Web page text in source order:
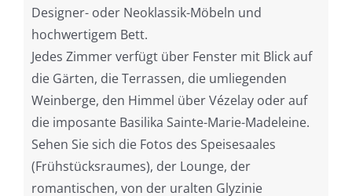
Designer- oder Neoklassik-Möbeln und
hochwertigem Bett.
Jedes Zimmer verfügt über Fenster mit Blick auf
die Gärten, die Terrassen, die umliegenden
Weinberge, den Himmel über Vézelay oder auf
die imposante Basilika Sainte-Marie-Madeleine.
Sehen Sie sich die Fotos des Speisesaales
(Frühstücksraumes), der Lounge, der
romantischen, von der uralten Glyzinie